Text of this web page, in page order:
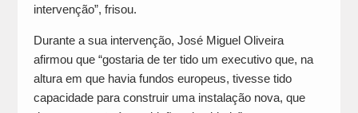
intervenção”, frisou.
Durante a sua intervenção, José Miguel Oliveira
afirmou que “gostaria de ter tido um executivo que, na
altura em que havia fundos europeus, tivesse tido
capacidade para construir uma instalação nova, que